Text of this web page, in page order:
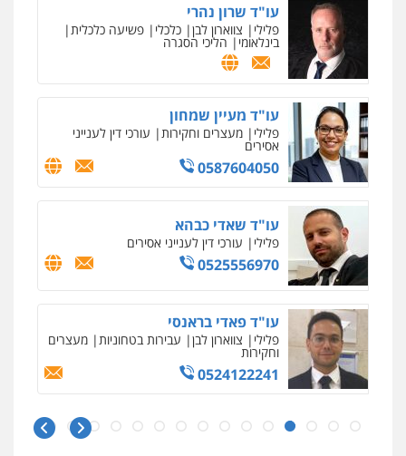
עו"ד שרון נהרי
פלילי צווארון לבן כלכלי פשיעה כלכלית
בינלאומי הליכי הסגרה
עו"ד מעיין שמחון
פלילי מעצרים וחקירות עורכי דין לענייני
אסירים
0587604050
עו"ד שאדי כבהא
פלילי עורכי דין לענייני אסירים
0525556970
עו"ד פאדי בראנסי
פלילי צווארון לבן עבירות בטחוניות מעצרים
וחקירות
0524122241
עו"ד אלינור טל
עתירות
ניר קידר – צלם